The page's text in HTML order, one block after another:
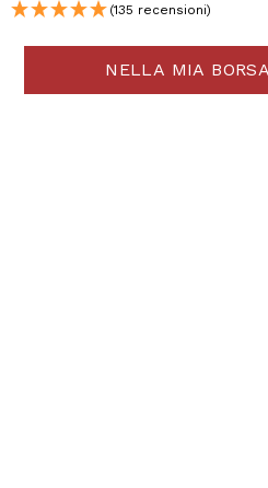
(135 recensioni)
NELLA MIA BORSA